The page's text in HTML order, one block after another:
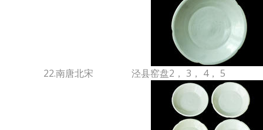
22.南唐北宋 泾县窑盘2， 3， 4， 5